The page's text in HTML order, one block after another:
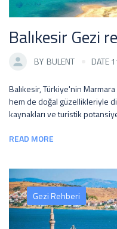
Balıkesir Gezi
BY BULENT DATE
Balıkesir, Türkiye'nin
hem de doğal güzellikleriyle
kaynakları ve turistik
READ MORE
Gezi Rehberi